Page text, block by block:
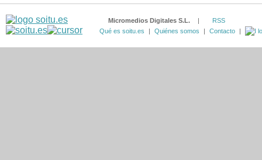
Micromedios Digitales S.L.
RSS
Qué es soitu.es
Quiénes somos Contacto